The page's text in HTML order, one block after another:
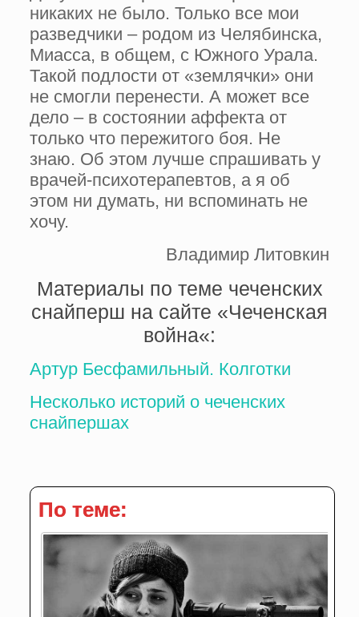
никаких не было. Только все мои
разведчики – родом из Челябинска,
Миасса, в общем, с Южного Урала.
Такой подлости от «землячки» они
не смогли перенести. А может все
дело – в состоянии аффекта от
только что пережитого боя. Не
знаю. Об этом лучше спрашивать у
врачей-психотерапевтов, а я об
этом ни думать, ни вспоминать не
хочу.
Владимир Литовкин
Материалы по теме чеченских
снайперш на сайте «Чеченская
война«:
Артур Бесфамильный. Колготки
Несколько историй о чеченских
снайпершах
По теме: